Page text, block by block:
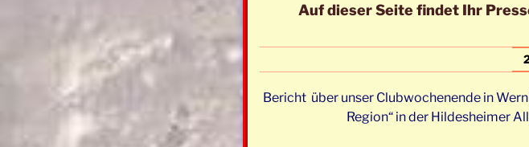
Auf dieser Seite findet Ihr
Bericht über unser Clubwochenende in
Region“ in der Hildesheimer